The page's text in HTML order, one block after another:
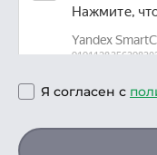
Я согласен с